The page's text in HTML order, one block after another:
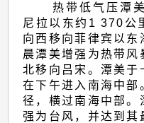
报
告
热带低气压潭
尼拉以东约1 370公
向西移向菲律宾以东
晨潭美增强为热带风
北移向吕宋。潭美于
在下午进入南海中部
径，横过南海中部。
强为台风，并达到其